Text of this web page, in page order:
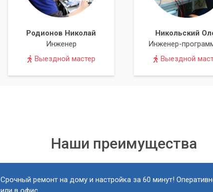
Родионов Николай
Инженер
Выездной мастер
Никольский
Инженер-
Выездной
Наши преимущества
Срочный ремонт на дому и настройка за 60 минут!